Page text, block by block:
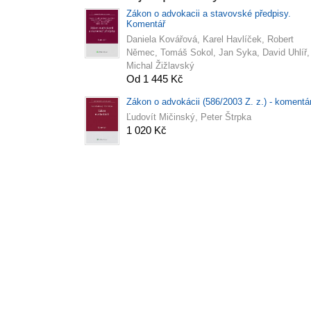
Zákon o advokacii a stavovské předpisy.
Komentář
Daniela Kovářová, Karel Havlíček, Robert
Němec, Tomáš Sokol, Jan Syka, David Uhlíř,
Michal Žižlavský
Od 1 445 Kč
Zákon o advokácii (586/2003 Z. z.) -
Ľudovít Mičinský, Peter Štrpka
1 020 Kč